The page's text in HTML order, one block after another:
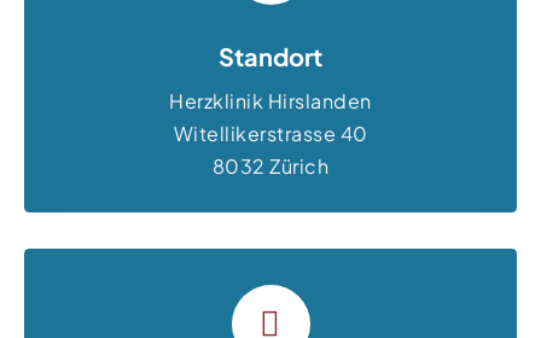
Standort
Herzklinik Hirslanden
Witellikerstrasse 40
8032 Zürich